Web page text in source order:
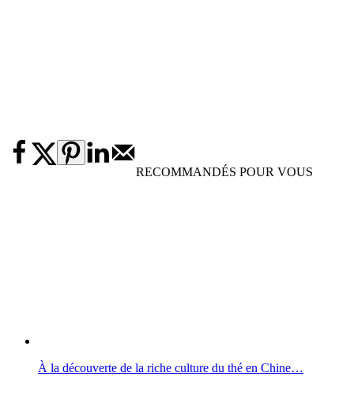
RECOMMANDÉS POUR VOUS
À la découverte de la riche culture du thé en Chine…